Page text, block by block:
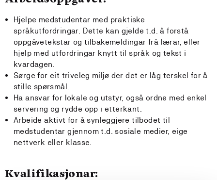
Hjelpe medstudentar med praktiske
språkutfordringar. Dette kan gjelde t.d. å forstå
oppgåvetekstar og tilbakemeldingar frå lærar, eller
hjelp med utfordringar knytt til språk og tekst i
kvardagen.
Sørge for eit triveleg miljø der det er låg terskel for å
stille spørsmål.
Ha ansvar for lokale og utstyr, også ordne med enkel
servering og rydde opp i etterkant.
Arbeide aktivt for å synleggjere tilbodet til
medstudentar gjennom t.d. sosiale medier, eige
nettverk eller klasse.
Kvalifikasjonar: